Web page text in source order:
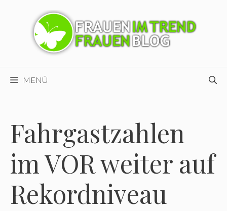
MENÜ
Fahrgastzahlen
im VOR weiter auf
Rekordniveau